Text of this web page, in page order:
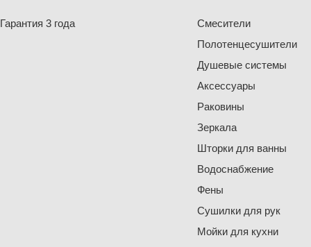
Гарантия 3 года
Смесители
Полотенцесушители
Душевые системы
Аксессуары
Раковины
Зеркала
Шторки для ванны
Водоснабжение
Фены
Сушилки для рук
Мойки для кухни